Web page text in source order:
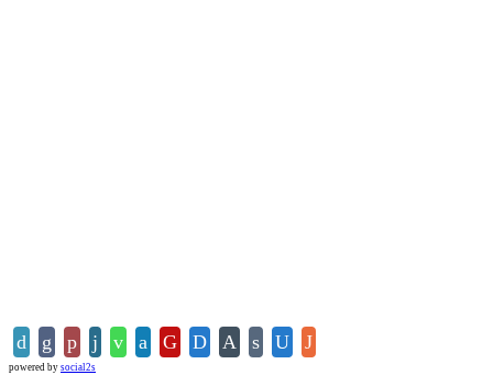
powered by social2s